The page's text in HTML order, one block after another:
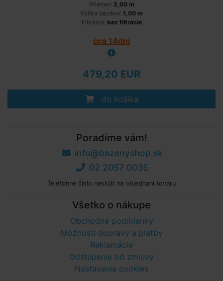
Priemer: 2,00 m
Výška bazéna: 1,00 m
Filtrácia: bez filtrácie
cca 14dní
479,20 EUR
do košíka
Poradíme vám!
info@bazenyshop.sk
02 2057 0035
Telefónne číslo neslúži na objednaní tovaru
Všetko o nákupe
Obchodné podmienky
Možnosti dopravy a platby
Reklamácie
Odstúpenie od zmluvy
Nastavenia cookies